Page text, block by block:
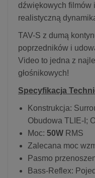
dźwiękowych filmów
realistyczną
TAV-S z dumą
poprzedników i
Video to jedna z
głośnikowych!
Specyfikacja
Konstrukcja:
Obudowa TLIE-I;
Moc: 50W RMS
Zalecana moc
Pasmo
Bass-Reflex: